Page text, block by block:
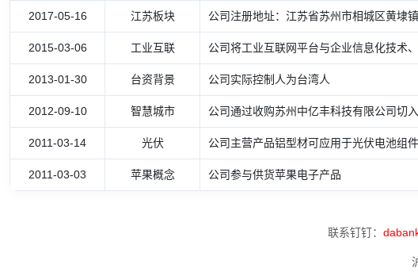
2017-05-16 江苏板块 公司注册地址：江苏省苏州市相城区黄埭
2015-03-06 工业互联 公司将工业互联网平台与企业信息化技术
2013-01-30 台资背景 公司实际控制人为台湾人
2012-09-10 智慧城市 公司通过收购苏州中亿丰科技有限公司切
2011-03-14 光伏 公司主营产品铝型材可应用于光伏电池组
2011-03-03 苹果概念 公司参与供货苹果电子产品
联系钉钉：